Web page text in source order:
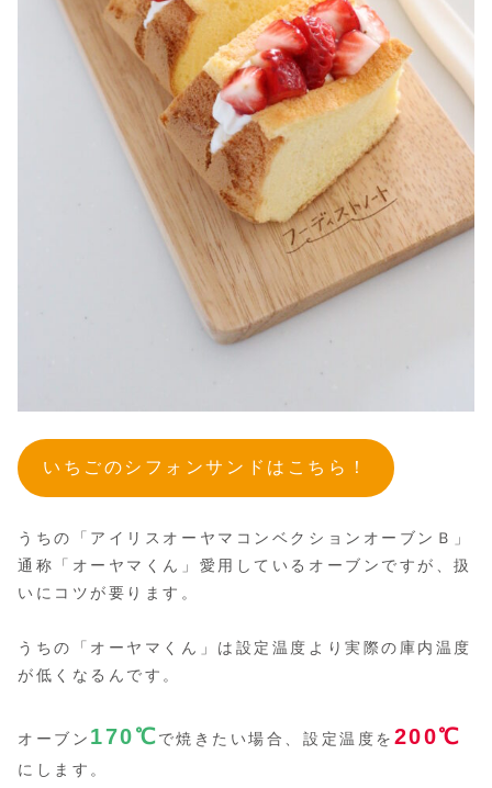
いちごのシフォンサンドはこちら！
うちの「アイリスオーヤマコンベクションオーブンＢ」
通称「オーヤマくん」愛用しているオーブンですが、扱
いにコツが要ります。
うちの「オーヤマくん」は設定温度より実際の庫内温度
が低くなるんです。
オーブン 170℃で焼きたい場合、設定温度を 200℃
にします。